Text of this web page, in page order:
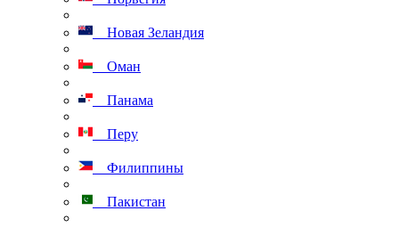
Новая Зеландия
Оман
Панама
Перу
Филиппины
Пакистан